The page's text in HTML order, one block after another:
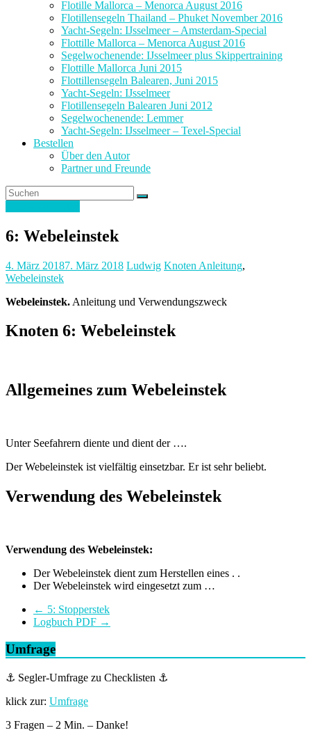
Flotille Mallorca – Menorca August 2016
Flotillensegeln Thailand – Phuket November 2016
Yacht-Segeln: IJsselmeer – Amsterdam-Special
Flottille Mallorca – Menorca August 2016
Segelwochenende: IJsselmeer plus Skippertraining
Flottille Mallorca Juni 2015
Flottillensegeln Balearen, Juni 2015
Yacht-Segeln: IJsselmeer
Flotillensegeln Balearen Juni 2012
Segelwochenende: Lemmer
Yacht-Segeln: IJsselmeer – Texel-Special
Bestellen
Über den Autor
Partner und Freunde
6: Webeleinstek
4. März 20187. März 2018 Ludwig Knoten Anleitung,
Webeleinstek
Webeleinstek. Anleitung und Verwendungszweck
Knoten 6: Webeleinstek
Allgemeines zum Webeleinstek
Unter Seefahrern diente und dient der ….
Der Webeleinstek ist vielfältig einsetzbar. Er ist sehr beliebt.
Verwendung des Webeleinstek
Verwendung des Webeleinstek:
Der Webeleinstek dient zum Herstellen eines . .
Der Webeleinstek wird eingesetzt zum …
← 5: Stopperstek
Logbuch PDF →
Umfrage
⚓ Segler-Umfrage zu Checklisten ⚓
klick zur: Umfrage
3 Fragen – 2 Min. – Danke!